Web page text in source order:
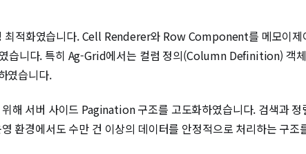
적화였습니다. Cell Renderer와 Row Component를 메모이제
니다. 특히 Ag-Grid에서는 컬럼 정의(Column Definition) 객
였습니다.
해 서버 사이드 Pagination 구조를 고도화하였습니다. 검색과
환경에서도 수만 건 이상의 데이터를 안정적으로 처리하는 구조